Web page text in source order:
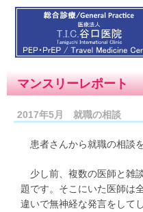
マンスリーレポート
2017年5月 就職の相談
患者さんから就職の相談
少し前、複数の医師と雑
題です。そこにいた医師は
違いで無神経な発言をして